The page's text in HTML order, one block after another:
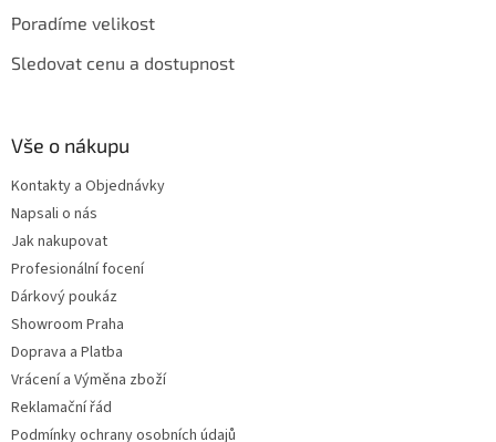
Poradíme velikost
Sledovat cenu a dostupnost
Vše o nákupu
Kontakty a Objednávky
Napsali o nás
Jak nakupovat
Profesionální focení
Dárkový poukáz
Showroom Praha
Doprava a Platba
Vrácení a Výměna zboží
Reklamační řád
Podmínky ochrany osobních údajů